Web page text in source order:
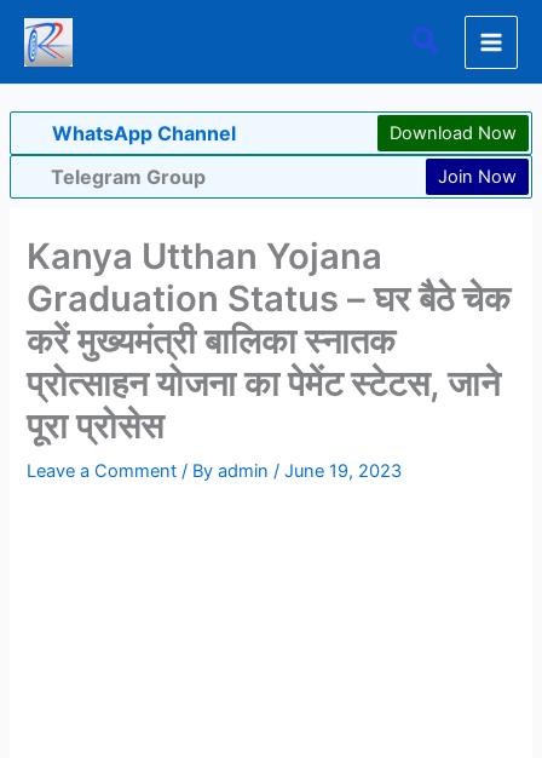
Skip
content
Search
WhatsApp Channel Download Now
Telegram Group Join Now
Kanya Utthan Yojana
Graduation Status – घर बैठे चेक
करें मुख्यमंत्री बालिका स्नातक
प्रोत्साहन योजना का पेमेंट स्टेटस, जाने
पूरा प्रोसेस
Leave a Comment / Byadmin/June 19, 2023